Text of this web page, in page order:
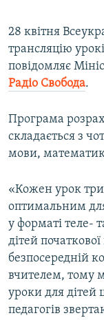
Усі сайти RFE/
28 квітня
трансляцію
повідомляє
Радіо Свобода.
Програма
складається з
мови,
«Кожен урок
оптимальним для
у форматі теле-
дітей
безпосередній
вчителем, тому
уроки для дітей
педагогів